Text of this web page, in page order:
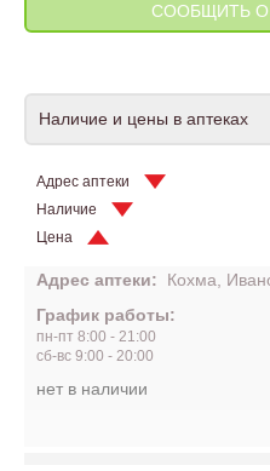
Наличие и цены в аптеках
Адрес аптеки
Наличие
Цена
Адрес аптеки:
Кохма,
График работы:
пн-пт 8:00 - 21:00
сб-вс 9:00 - 20:00
нет в наличии